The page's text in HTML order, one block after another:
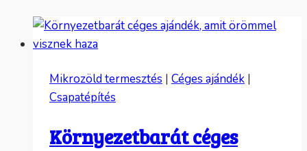
Mikrozöld termesztés | Céges ajándék |
Csapatépítés
Környezetbarát céges